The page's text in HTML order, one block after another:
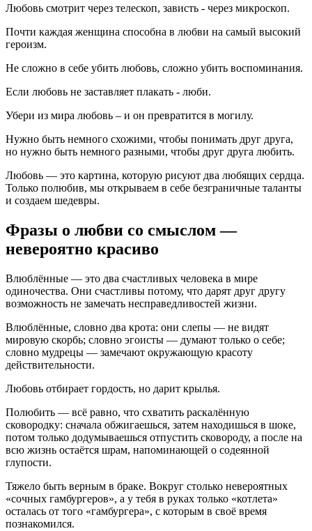
Любовь смотрит через телескоп, зависть - через микроскоп.
Почти каждая женщина способна в любви на самый высокий
героизм.
Не сложно в себе убить любовь, сложно убить воспоминания.
Если любовь не заставляет плакать - люби.
Убери из мира любовь – и он превратится в могилу.
Нужно быть немного схожими, чтобы понимать друг друга,
но нужно быть немного разными, чтобы друг друга любить.
Любовь — это картина, которую рисуют два любящих сердца.
Только полюбив, мы открываем в себе безграничные таланты
и создаем шедевры.
Фразы о любви со смыслом —
невероятно красиво
Влюблённые — это два счастливых человека в мире
одиночества. Они счастливы потому, что дарят друг другу
возможность не замечать несправедливостей жизни.
Влюблённые, словно два крота: они слепы — не видят
мировую скорбь; словно эгоисты — думают только о себе;
словно мудрецы — замечают окружающую красоту
действительности.
Любовь отбирает гордость, но дарит крылья.
Полюбить — всё равно, что схватить раскалённую
сковородку: сначала обжигаешься, затем находишься в шоке,
потом только додумываешься отпустить сковороду, а после на
всю жизнь остаётся шрам, напоминающей о содеянной
глупости.
Тяжело быть верным в браке. Вокруг столько невероятных
«сочных гамбургеров», а у тебя в руках только «котлета»
осталась от того «гамбургера», с которым в своё время
познакомился.